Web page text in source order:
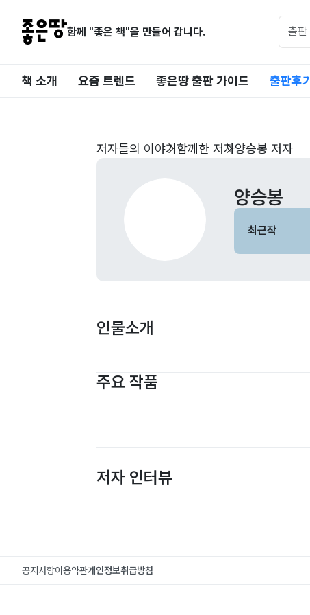
함께 "좋은 책"을 만들어 갑니다.
책 소개 요즘 트렌드 좋은땅 출판 가이드 출판후기
저자들의 이야기 함께한 저자양승봉 저자
양승봉
최근작
인물소개
주요 작품
저자 인터뷰
공지사항이용약관개인정보취급방침